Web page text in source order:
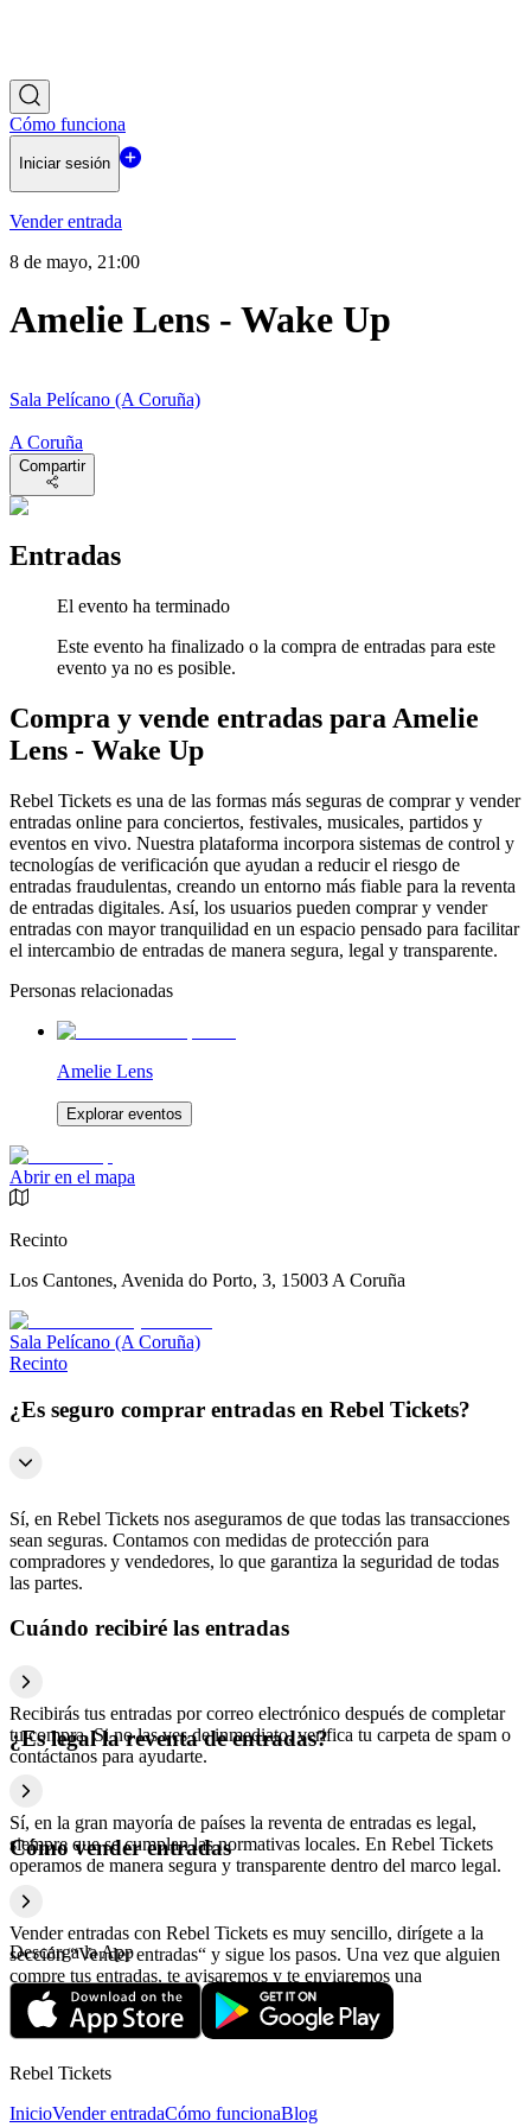
Cómo funciona
Iniciar sesión
Vender entrada
8 de mayo, 21:00
Amelie Lens - Wake Up
Sala Pelícano (A Coruña)
A Coruña
Compartir
Entradas
El evento ha terminado
Este evento ha finalizado o la compra de entradas para este
evento ya no es posible.
Compra y vende entradas para Amelie
Lens - Wake Up
Rebel Tickets es una de las formas más seguras de comprar y vender
entradas online para conciertos, festivales, musicales, partidos y
eventos en vivo. Nuestra plataforma incorpora sistemas de control y
tecnologías de verificación que ayudan a reducir el riesgo de
entradas fraudulentas, creando un entorno más fiable para la reventa
de entradas digitales. Así, los usuarios pueden comprar y vender
entradas con mayor tranquilidad en un espacio pensado para facilitar
el intercambio de entradas de manera segura, legal y transparente.
Personas relacionadas
Amelie Lens
Explorar eventos
Abrir en el mapa
Recinto
Los Cantones, Avenida do Porto, 3, 15003 A Coruña
Sala Pelícano (A Coruña)
Recinto
¿Es seguro comprar entradas en Rebel Tickets?
Sí, en Rebel Tickets nos aseguramos de que todas las transacciones
sean seguras. Contamos con medidas de protección para
compradores y vendedores, lo que garantiza la seguridad de todas
las partes.
Cuándo recibiré las entradas
Recibirás tus entradas por correo electrónico después de completar
tu compra. Si no las ves de inmediato, verifica tu carpeta de spam o
contáctanos para ayudarte.
¿Es legal la reventa de entradas?
Sí, en la gran mayoría de países la reventa de entradas es legal,
siempre que se cumplan las normativas locales. En Rebel Tickets
operamos de manera segura y transparente dentro del marco legal.
Cómo vender entradas
Vender entradas con Rebel Tickets es muy sencillo, dirígete a la
sección “Vender entradas“ y sigue los pasos. Una vez que alguien
compre tus entradas, te avisaremos y te enviaremos una
confirmación con la información relativa al pago.
Descarga la App
Rebel Tickets
InicioVender entradaCómo funcionaBlog